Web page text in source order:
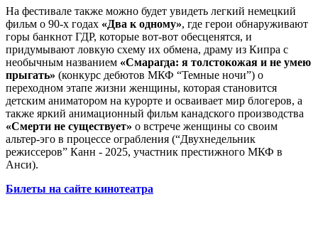
На фестивале также можно будет увидеть легкий немецкий
фильм о 90-х годах «Два к одному», где герои обнаруживают
горы банкнот ГДР, которые вот-вот обесценятся, и
придумывают ловкую схему их обмена, драму из Кипра с
необычным названием «Смарагда: я толстокожая и не умею
прыгать» (конкурс дебютов МКФ “Темные ночи”) о
переходном этапе жизни женщины, которая становится
детским аниматором на курорте и осваивает мир блогеров, а
также яркий анимационный фильм канадского производства
«Смерти не существует» о встрече женщины со своим
альтер-эго в процессе ограбления (“Двухнедельник
режиссеров” Канн - 2025, участник престижного МКФ в
Анси).
Билеты на сайте кинотеатра